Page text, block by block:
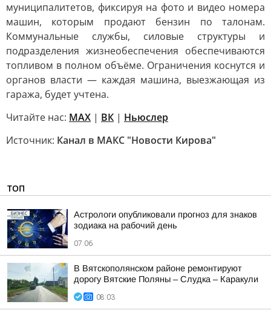
муниципалитетов, фиксируя на фото и видео номера
машин, которым продают бензин по талонам.
Коммунальные службы, силовые структуры и
подразделения жизнеобеспечения обеспечиваются
топливом в полном объёме. Ограничения коснутся и
органов власти — каждая машина, выезжающая из
гаража, будет учтена.
Читайте нас: MAX | ВК | Ньюслер
Источник: Канал в МАКС "Новости Кирова"
ТОП
Астрологи опубликовали прогноз для знаков
зодиака на рабочий день
07:06
В Вятскополянском районе ремонтируют
дорогу Вятские Поляны – Слудка – Каракули
08:03